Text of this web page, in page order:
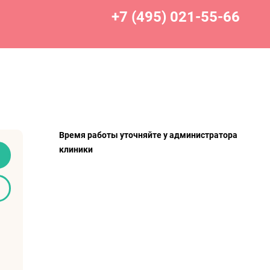
+7 (495) 021-55-66
Время работы уточняйте у администратора
клиники